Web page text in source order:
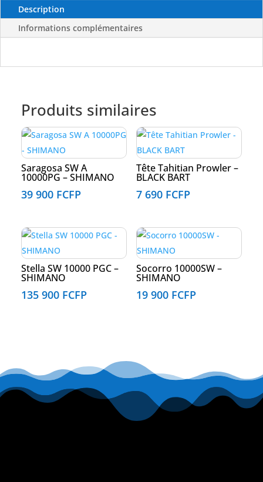
Description
Informations complémentaires
Produits similaires
Saragosa SW A
10000PG – SHIMANO
39 900 FCFP
Tête Tahitian Prowler –
BLACK BART
7 690 FCFP
Stella SW 10000 PGC –
SHIMANO
135 900 FCFP
Socorro 10000SW –
SHIMANO
19 900 FCFP